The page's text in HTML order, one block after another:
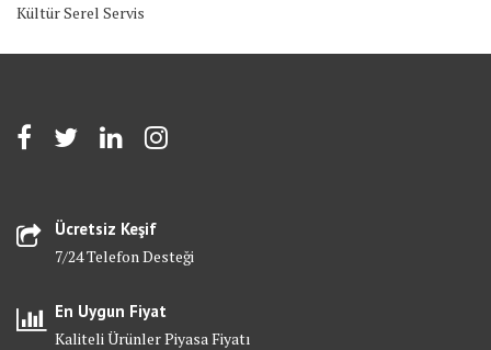
Kültür Serel Servis
Ücretsiz Keşif
7/24 Telefon Desteği
En Uygun Fiyat
Kaliteli Ürünler Piyasa Fiyatı